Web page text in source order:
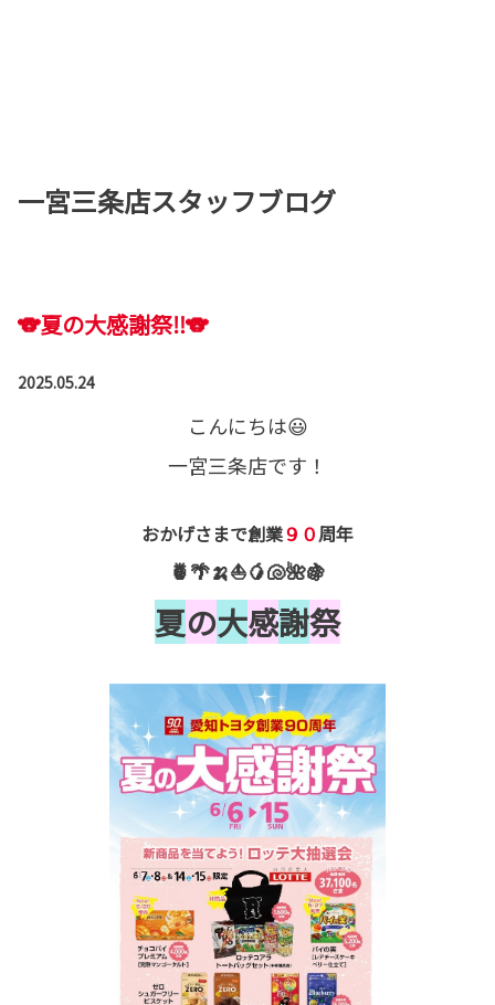
一宮三条店スタッフブログ
🐨夏の大感謝祭‼🐨
2025.05.24
こんにちは😃
一宮三条店です！
おかげさまで創業９０周年
🍍🌴🍌⛵🥭🐚🌺🍇
夏の大感謝祭